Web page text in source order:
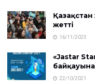
жетті
16/11/2023
«Jastar
22/10/2021